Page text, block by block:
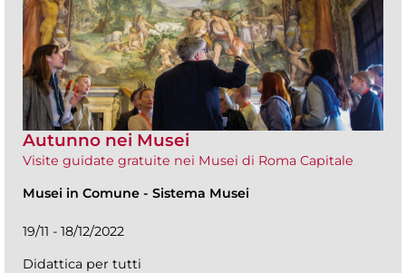
Autunno nei Musei
Visite guidate gratuite nei Musei di Roma Capitale
Musei in Comune - Sistema Musei
19/11 - 18/12/2022
Didattica per tutti